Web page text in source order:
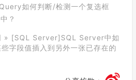
如何判断/检测一个复选框
？
» [SQL Server]SQL Server中如
字段值插入到另外一张已存在的